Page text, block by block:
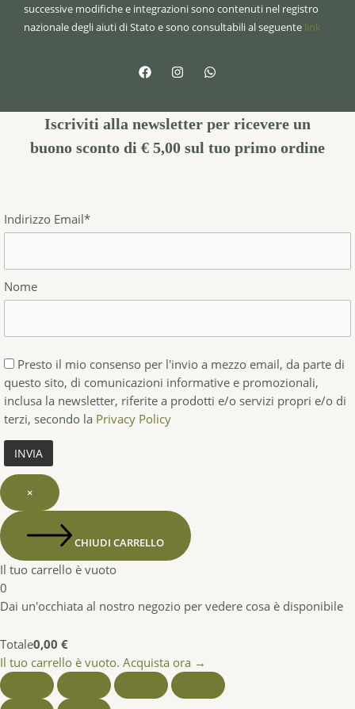
successive modifiche e integrazioni sono contenuti nel registro
nazionale degli aiuti di Stato e sono consultabili al seguente link
Iscriviti alla newsletter per ricevere un
buono sconto di € 5,00 sul tuo primo ordine
Indirizzo Email*
Nome
Presto il mio consenso per l'invio a mezzo email, da parte di
questo sito, di comunicazioni informative e promozionali,
inclusa la newsletter, riferite a prodotti e/o servizi propri e/o di
terzi, secondo la Privacy Policy
×
CHIUDI CARRELLO
Il tuo carrello è vuoto
0
Dai un'occhiata al nostro negozio per vedere cosa è disponibile
Totale0,00 €
Il tuo carrello è vuoto. Acquista ora →